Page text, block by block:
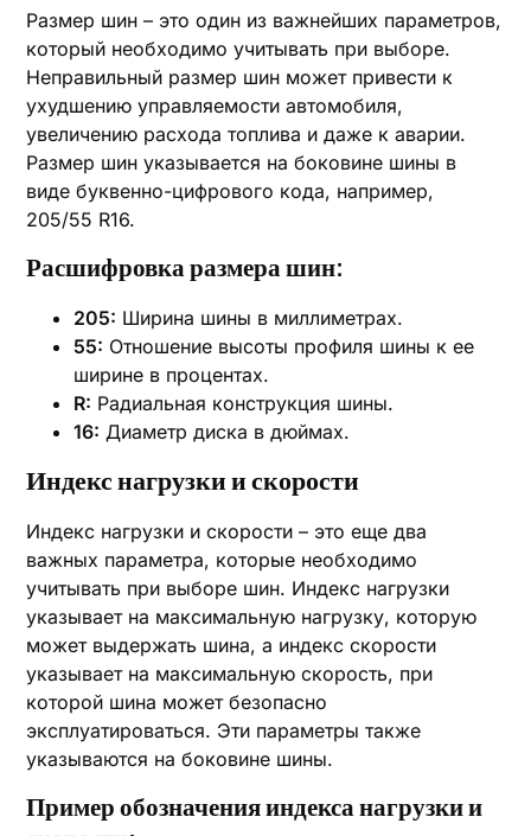
Размер шин – это один из важнейших параметров,
который необходимо учитывать при выборе.
Неправильный размер шин может привести к
ухудшению управляемости автомобиля,
увеличению расхода топлива и даже к аварии.
Размер шин указывается на боковине шины в
виде буквенно-цифрового кода, например,
205/55 R16.
Расшифровка размера шин:
205: Ширина шины в миллиметрах.
55: Отношение высоты профиля шины к ее
ширине в процентах.
R: Радиальная конструкция шины.
16: Диаметр диска в дюймах.
Индекс нагрузки и скорости
Индекс нагрузки и скорости – это еще два
важных параметра, которые необходимо
учитывать при выборе шин. Индекс нагрузки
указывает на максимальную нагрузку, которую
может выдержать шина, а индекс скорости
указывает на максимальную скорость, при
которой шина может безопасно
эксплуатироваться. Эти параметры также
указываются на боковине шины.
Пример обозначения индекса нагрузки и